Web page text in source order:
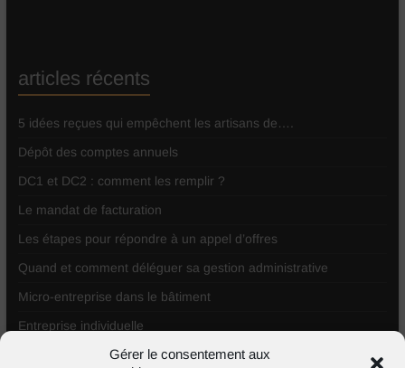
Gérer le consentement aux
articles récents
5 idées reçues qui empêchent les artisans de….
Dépôt des comptes annuels
DC1 et DC2 : comment les remplir ?
Le mandat de facturation
Les étapes pour répondre à un appel d’offres
Quand et comment déléguer sa gestion administrative
Micro-entreprise dans le bâtiment
Entreprise individuelle
Comment répondre à un appel d’offres ?